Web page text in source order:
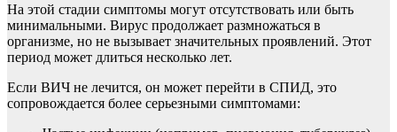
На этой стадии симптомы могут отсутствовать или быть
минимальными. Вирус продолжает размножаться в
организме, но не вызывает значительных проявлений. Этот
период может длиться несколько лет.
Если ВИЧ не лечится, он может перейти в СПИД, это
сопровождается более серьезными симптомами: